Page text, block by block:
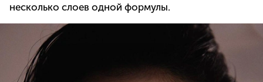
несколько слоев одной формулы.